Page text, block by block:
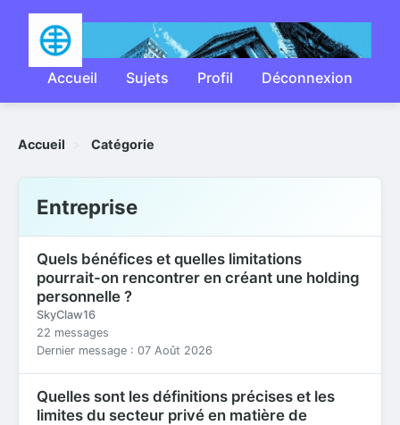
Accueil Sujets Profil Déconnexion
Accueil Catégorie
Entreprise
Quels bénéfices et quelles limitations
pourrait-on rencontrer en créant une holding
personnelle ?
SkyClaw16
22 messages
Dernier message : 07 Août 2026
Quelles sont les définitions précises et les
limites du secteur privé en matière de